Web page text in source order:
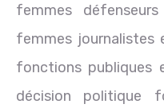
femmes
femmes journalistes
fonctions publiques
décision politique